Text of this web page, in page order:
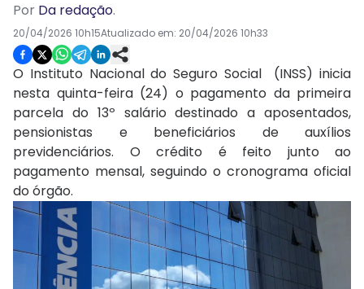
Por Da redação.
20/04/2026 10h15Atualizado em: 20/04/2026 10h33
O Instituto Nacional do Seguro Social (INSS) inicia
nesta quinta-feira (24) o pagamento da primeira
parcela do 13º salário destinado a aposentados,
pensionistas e beneficiários de auxílios
previdenciários. O crédito é feito junto ao
pagamento mensal, seguindo o cronograma oficial
do órgão.